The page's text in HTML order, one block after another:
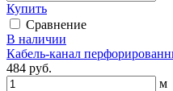
Купить
Сравнение
В наличии
Кабель-канал
484 руб.
м